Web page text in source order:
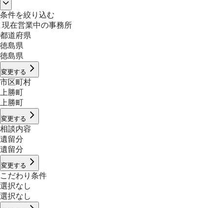
条件を絞り込む
現在営業中の事務所
都道府県
徳島県
徳島県
変更する
市区町村
上勝町
上勝町
変更する
相談内容
遺留分
遺留分
変更する
こだわり条件
選択なし
選択なし